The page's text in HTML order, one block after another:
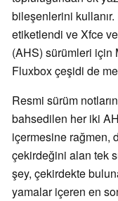
bileşenlerini
etiketlendi ve Xfce
(AHS) sürümleri için
Fluxbox çeşidi de
Resmi sürüm
bahsedilen her iki
içermesine rağmen,
çekirdeğini alan tek
şey, çekirdekte
yamalar içeren en